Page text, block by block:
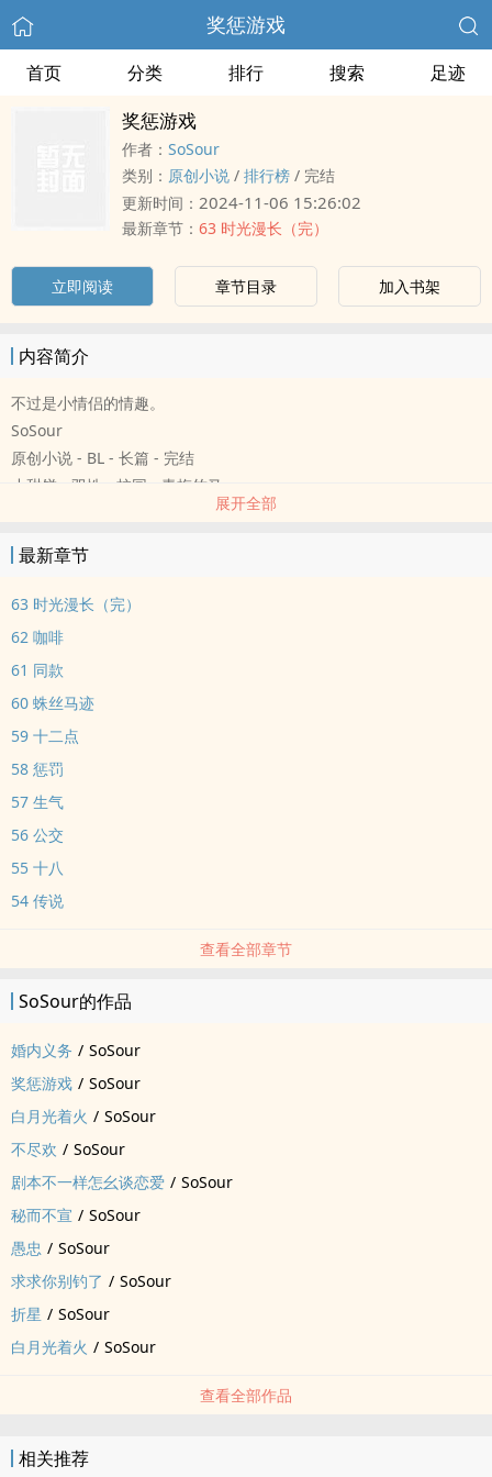
奖惩游戏
首页 分类 排行 搜索 足迹
奖惩游戏
作者： SoSour
类别： 原创小说 / 排行榜 / 完结
更新时间： 2024-11-06 15:26:02
最新章节： 63 时光漫长（完）
立即阅读 章节目录 加入书架
内容简介
不过是小情侣的情趣。
SoSour
原创小说 - BL - 长篇 - 完结
小甜饼 - 双性 - 校园 - 青梅竹马
顾时润：嗯？所以他喜欢女生？狗东西，好不好掰弯过来啊 :(
沈故：啊原来该这样，哦还能这样，学会了，晚上就去偷偷玩宝贝，
展开全部
最新章节
63 时光漫长（完）
62 咖啡
61 同款
60 蛛丝马迹
59 十二点
58 惩罚
57 生气
56 公交
55 十八
54 传说
查看全部章节
SoSour的作品
婚内义务 / SoSour
奖惩游戏 / SoSour
白月光着火 / SoSour
不尽欢 / SoSour
剧本不一样怎幺谈恋爱 / SoSour
秘而不宣 / SoSour
愚忠 / SoSour
求求你别钓了 / SoSour
折星 / SoSour
白月光着火 / SoSour
查看全部作品
相关推荐